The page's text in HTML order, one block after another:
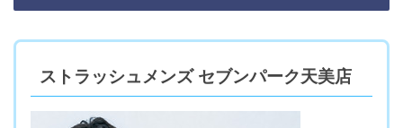
ストラッシュメンズ セブンパーク天美店